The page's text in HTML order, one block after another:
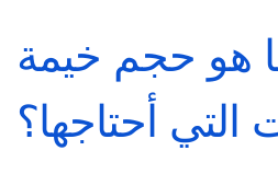
هو حجم خيمة
التي أحتاجها؟